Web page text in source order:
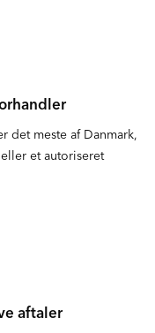
det meste af Danmark,
et autoriseret
aftaler